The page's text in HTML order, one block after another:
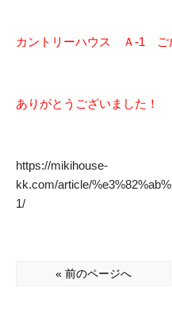
カントリーハウス Ａ-1 ご
ありがとうございました！
https://mikihouse-
kk.com/article/
1/
« 前のページへ